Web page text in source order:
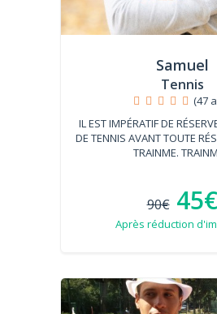
Samuel
Tennis
(47
IL EST IMPÉRATIF DE
DE TENNIS AVANT TOUTE
TRAINME.
90€ 45€
Après réduction